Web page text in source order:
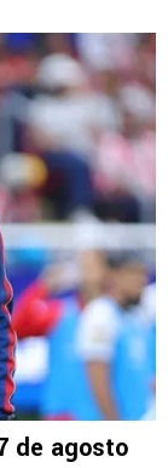
de agosto